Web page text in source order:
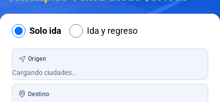
Solo ida Ida y regreso
Origen
Destino